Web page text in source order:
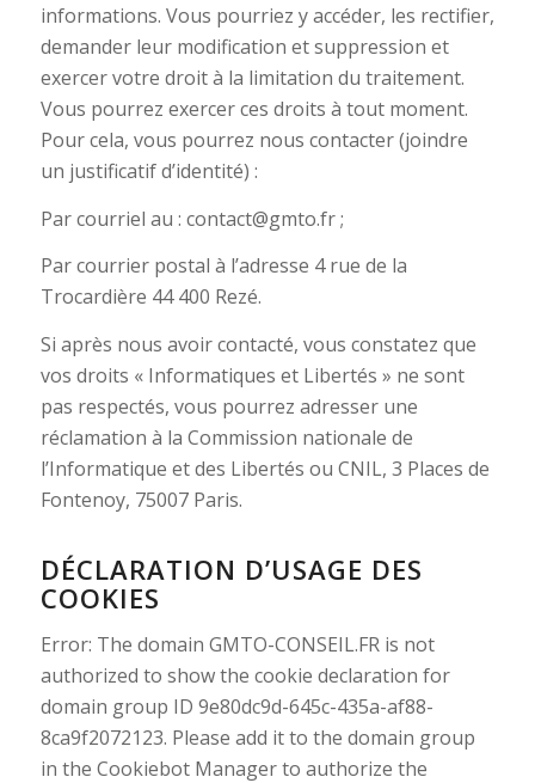
informations. Vous pourriez y accéder, les rectifier,
demander leur modification et suppression et
exercer votre droit à la limitation du traitement.
Vous pourrez exercer ces droits à tout moment.
Pour cela, vous pourrez nous contacter (joindre
un justificatif d’identité) :
Par courriel au : contact@gmto.fr;
Par courrier postal à l’adresse 4 rue de la
Trocardière 44 400 Rezé.
Si après nous avoir contacté, vous constatez que
vos droits « Informatiques et Libertés » ne sont
pas respectés, vous pourrez adresser une
réclamation à la Commission nationale de
l’Informatique et des Libertés ou CNIL, 3 Places de
Fontenoy, 75007 Paris.
DÉCLARATION D’USAGE DES
COOKIES
Error: The domain GMTO-CONSEIL.FR is not
authorized to show the cookie declaration for
domain group ID 9e80dc9d-645c-435a-af88-
8ca9f2072123. Please add it to the domain group
in the Cookiebot Manager to authorize the